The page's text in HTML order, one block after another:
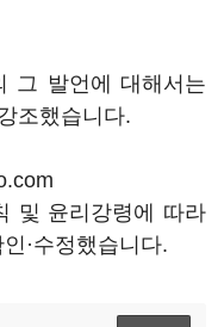
그 발언에 대해서는
조했습니다.
및 윤리강령에 따라
·수정했습니다.